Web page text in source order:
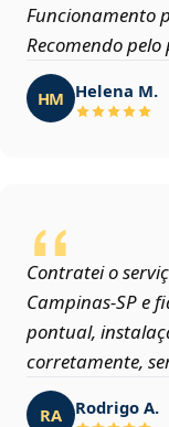
Funcionamento
Recomendo
HM Helena M.
Contratei o
Campinas‑SP e
pontual,
corretamente,
RA Rodrigo A.